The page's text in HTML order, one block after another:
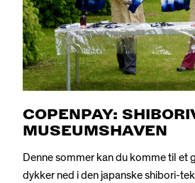
COPENPAY:
MUSEUMSHAVEN
Denne sommer kan du komme til et
dykker ned i den japanske shibori-